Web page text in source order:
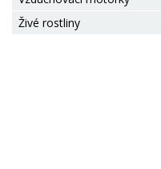
Živé rostliny